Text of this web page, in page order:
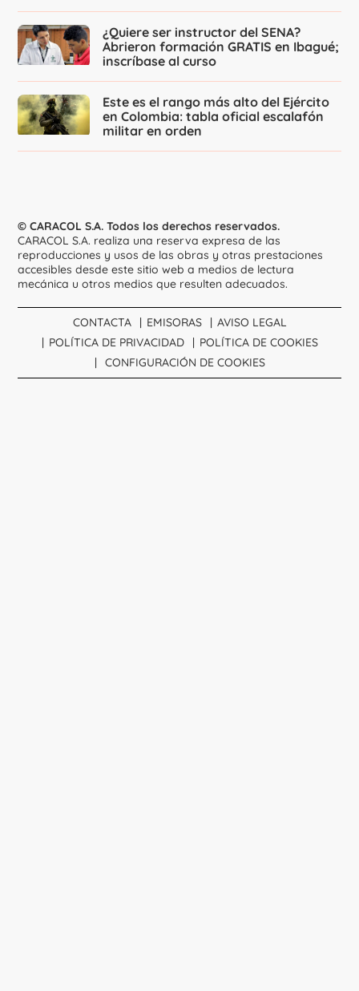
¿Quiere ser instructor del SENA?
Abrieron formación GRATIS en Ibagué;
inscríbase al curso
Este es el rango más alto del Ejército
en Colombia: tabla oficial escalafón
militar en orden
© CARACOL S.A. Todos los derechos reservados.
CARACOL S.A. realiza una reserva expresa de las
reproducciones y usos de las obras y otras prestaciones
accesibles desde este sitio web a medios de lectura
mecánica u otros medios que resulten adecuados.
CONTACTA EMISORAS
AVISO LEGAL
POLÍTICA DE PRIVACIDAD
POLÍTICA DE COOKIES
CONFIGURACIÓN DE COOKIES